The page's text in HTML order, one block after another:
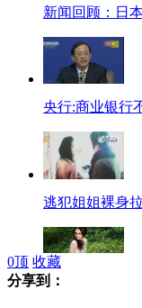
新闻回顾：日
央行:商业银行
逃犯姐姐裸身
0顶 收藏
分享到：